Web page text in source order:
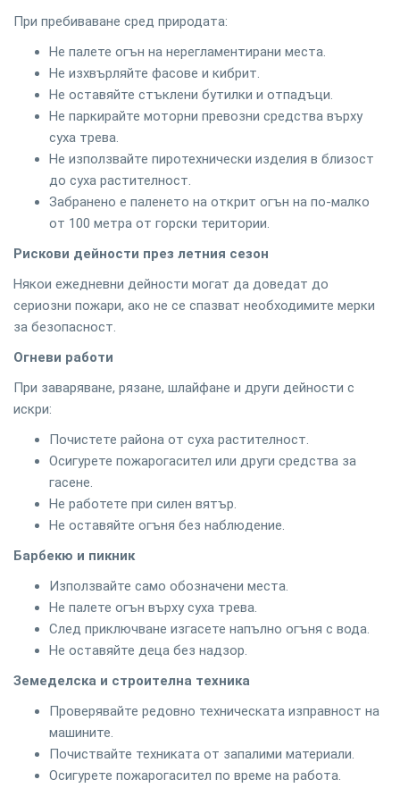
При пребиваване сред природата:
Не палете огън на нерегламентирани места.
Не изхвърляйте фасове и кибрит.
Не оставяйте стъклени бутилки и отпадъци.
Не паркирайте моторни превозни средства върху
суха трева.
Не използвайте пиротехнически изделия в близост
до суха растителност.
Забранено е паленето на открит огън на по-малко
от 100 метра от горски територии.
Рискови дейности през летния сезон
Някои ежедневни дейности могат да доведат до
сериозни пожари, ако не се спазват необходимите мерки
за безопасност.
Огневи работи
При заваряване, рязане, шлайфане и други дейности с
искри:
Почистете района от суха растителност.
Осигурете пожарогасител или други средства за
гасене.
Не работете при силен вятър.
Не оставяйте огъня без наблюдение.
Барбекю и пикник
Използвайте само обозначени места.
Не палете огън върху суха трева.
След приключване изгасете напълно огъня с вода.
Не оставяйте деца без надзор.
Земеделска и строителна техника
Проверявайте редовно техническата изправност на
машините.
Почиствайте техниката от запалими материали.
Осигурете пожарогасител по време на работа.